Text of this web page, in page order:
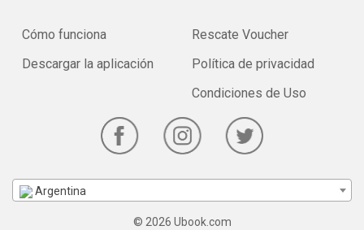
Cómo funciona
Descargar la aplicación
Rescate Voucher
Política de privacidad
Condiciones de Uso
Argentina
© 2026 Ubook.com